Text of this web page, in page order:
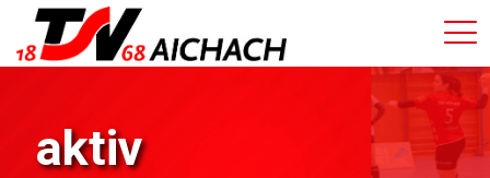
aktiv